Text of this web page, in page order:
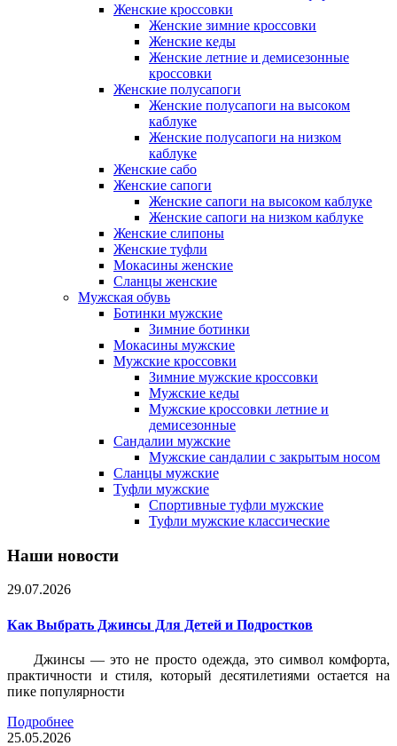
Женские кроссовки
Женские зимние кроссовки
Женские кеды
Женские летние и демисезонные
кроссовки
Женские полусапоги
Женские полусапоги на высоком
каблуке
Женские полусапоги на низком
каблуке
Женские сабо
Женские сапоги
Женские сапоги на высоком каблуке
Женские сапоги на низком каблуке
Женские слипоны
Женские туфли
Мокасины женские
Сланцы женские
Мужская обувь
Ботинки мужские
Зимние ботинки
Мокасины мужские
Мужские кроссовки
Зимние мужские кроссовки
Мужские кеды
Мужские кроссовки летние и
демисезонные
Сандалии мужские
Мужские сандалии с закрытым носом
Сланцы мужские
Туфли мужские
Спортивные туфли мужские
Туфли мужские классические
Наши новости
29.07.2026
Как Выбрать Джинсы Для Детей и Подростков
Джинсы — это не просто одежда, это символ комфорта,
практичности и стиля, который десятилетиями остается на
пике популярности
Подробнее
25.05.2026